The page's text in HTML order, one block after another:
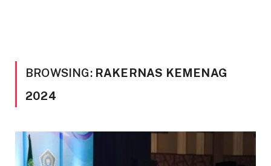
BROWSING: RAKERNAS KEMENAG
2024